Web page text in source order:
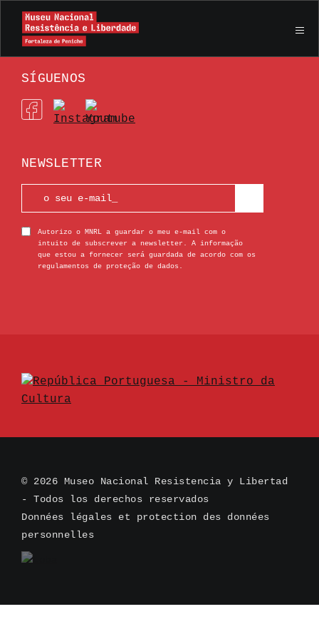
Amigos
SÍGUENOS
NEWSLETTER
Autorizo o MNRL a guardar o meu e-mail com o
intuito de subscrever a newsletter. A informação
que estou a fornecer será guardada de acordo com os
regulamentos de proteção de dados.
© 2026 Museo Nacional Resistencia y Libertad
- Todos los derechos reservados
Données légales et protection des données
personnelles